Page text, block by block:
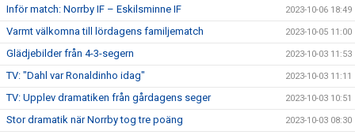
Inför match: Norrby IF – Eskilsminne IF 2023-10-06 18:49
Varmt välkomna till lördagens familjematch 2023-10-05 11:00
Glädjebilder från 4-3-segern 2023-10-03 11:53
TV: "Dahl var Ronaldinho idag" 2023-10-03 11:11
TV: Upplev dramatiken från gårdagens seger 2023-10-03 10:51
Stor dramatik när Norrby tog tre poäng 2023-10-03 08:30